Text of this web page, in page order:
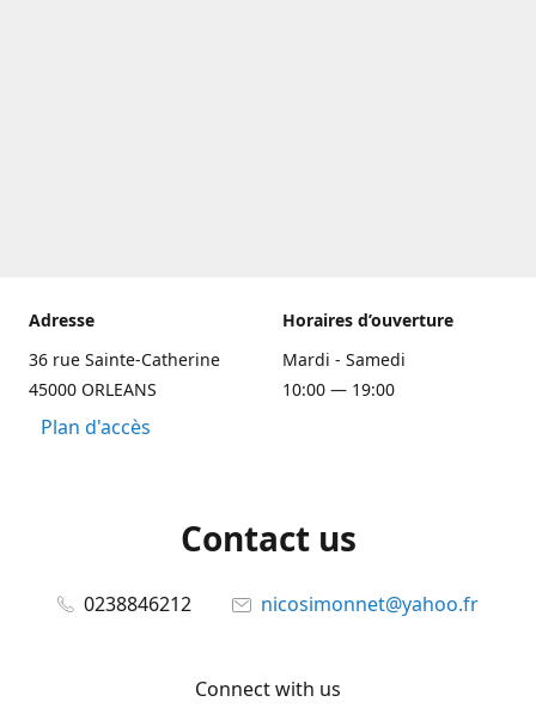
Adresse
36 rue Sainte-Catherine
45000 ORLEANS
Plan d'accès
Horaires d’ouverture
Mardi - Samedi
10:00 — 19:00
Contact us
0238846212 nicosimonnet@yahoo.fr
Connect with us